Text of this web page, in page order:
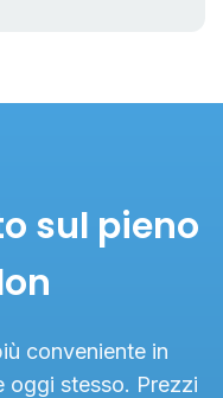
sul pieno
conveniente in
oggi stesso. Prezzi